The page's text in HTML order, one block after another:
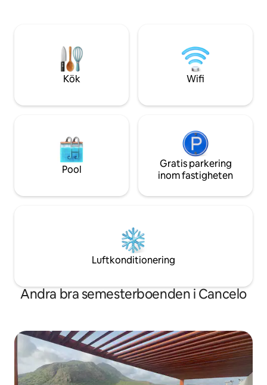
Tvättmaskin
(minst 5+ dagars
Kök Wifi
Pool
Gratis parkering
inom fastigheten
Luftkonditionering
Andra bra semesterboenden i Cancelo